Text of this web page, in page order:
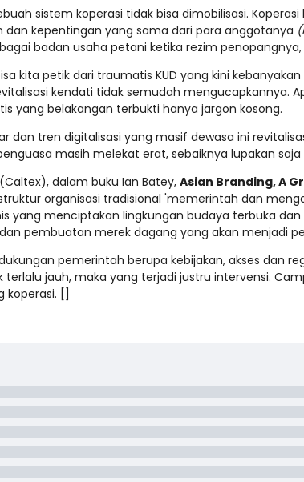
sistem koperasi tidak bisa dimobilisasi.
dan kepentingan yang sama dari para anggotanya
badan usaha petani ketika rezim penopangnya,
kita petik dari traumatis KUD yang kini
kendati tidak semudah mengucapkannya.
yang belakangan terbukti hanya jargon kosong.
dan tren digitalisasi yang masif dewasa ini
masih melekat erat, sebaiknya lupakan
dalam buku Ian Batey,Asian Branding, A
organisasi tradisional 'memerintah dan
yang menciptakan lingkungan budaya terbuka
pembuatan merek dagang yang akan menjadi
pemerintah berupa kebijakan, akses dan
jauh, maka yang terjadi justru intervensi.
koperasi. []